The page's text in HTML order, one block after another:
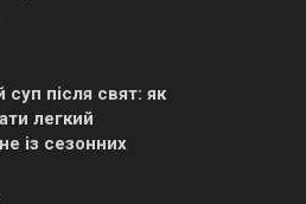
після свят: як
легкий
із сезонних